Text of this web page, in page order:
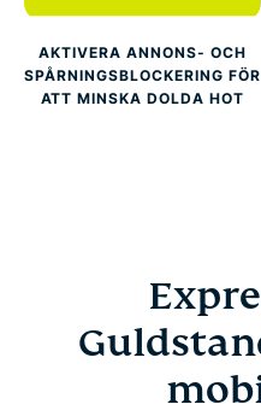
AKTIVERA ANNONS- OCH
SPÅRNINGSBLOCKERING FÖR
ATT MINSKA DOLDA HOT